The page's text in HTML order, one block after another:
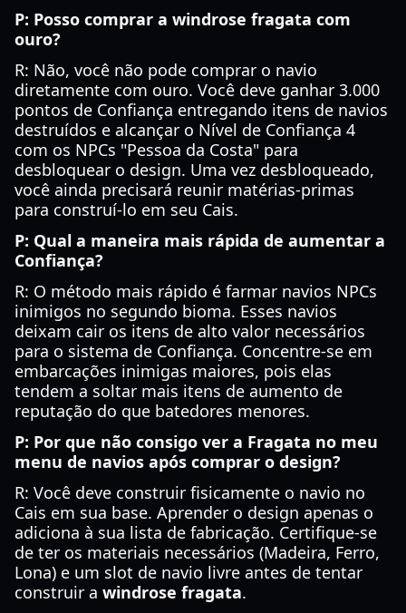
P: Posso comprar a windrose fragata com
ouro?
R: Não, você não pode comprar o navio
diretamente com ouro. Você deve ganhar 3.000
pontos de Confiança entregando itens de navios
destruídos e alcançar o Nível de Confiança 4
com os NPCs "Pessoa da Costa" para
desbloquear o design. Uma vez desbloqueado,
você ainda precisará reunir matérias-primas
para construí-lo em seu Cais.
P: Qual a maneira mais rápida de aumentar a
Confiança?
R: O método mais rápido é farmar navios NPCs
inimigos no segundo bioma. Esses navios
deixam cair os itens de alto valor necessários
para o sistema de Confiança. Concentre-se em
embarcações inimigas maiores, pois elas
tendem a soltar mais itens de aumento de
reputação do que batedores menores.
P: Por que não consigo ver a Fragata no meu
menu de navios após comprar o design?
R: Você deve construir fisicamente o navio no
Cais em sua base. Aprender o design apenas o
adiciona à sua lista de fabricação. Certifique-se
de ter os materiais necessários (Madeira, Ferro,
Lona) e um slot de navio livre antes de tentar
construir a windrose fragata.